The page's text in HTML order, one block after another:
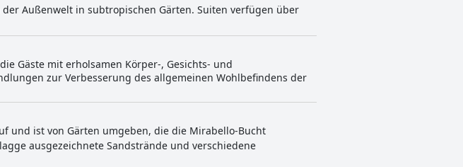
Außenwelt in subtropischen Gärten. Suiten verfügen über
Gäste mit erholsamen Körper-, Gesichts- und
zur Verbesserung des allgemeinen Wohlbefindens der
und ist von Gärten umgeben, die die Mirabello-Bucht
ausgezeichnete Sandstrände und verschiedene